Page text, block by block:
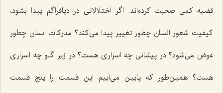
قضیه کمی صحبت کرده‌اند. اگر اختلالاتی در دیافراگم پیدا بشود،
کیفیت شعور انسان چطور تغییر پیدا می‌کند؟ مدرکات انسان چطور
عوض می‌شود؟ در پیشانی چه اسراری هست؟ در زیر گلو چه اسراری
هست؟ همین‌طور‌ که پایین می‌آییم این قسمت را پنج قسمت